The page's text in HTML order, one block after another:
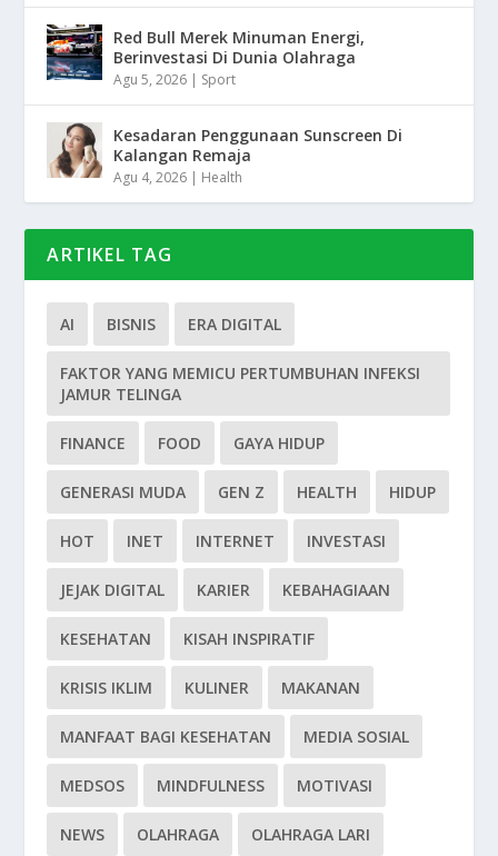
Red Bull Merek Minuman Energi,
Berinvestasi Di Dunia Olahraga
Agu 5, 2026 | Sport
Kesadaran Penggunaan Sunscreen Di
Kalangan Remaja
Agu 4, 2026 | Health
ARTIKEL TAG
AI BISNIS ERA DIGITAL
FAKTOR YANG MEMICU PERTUMBUHAN INFEKSI
JAMUR TELINGA
FINANCE FOOD GAYA HIDUP
GENERASI MUDA GEN Z HEALTH HIDUP
HOT INET INTERNET INVESTASI
JEJAK DIGITAL KARIER KEBAHAGIAAN
KESEHATAN KISAH INSPIRATIF
KRISIS IKLIM KULINER MAKANAN
MANFAAT BAGI KESEHATAN MEDIA SOSIAL
MEDSOS MINDFULNESS MOTIVASI
NEWS OLAHRAGA OLAHRAGA LARI